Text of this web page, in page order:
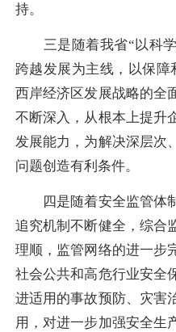
持。
三是随着我省“以科学
跨越发展为主线，以保
西岸经济区发展战略的全
不断深入，从根本上提升
发展能力，为解决深层次
问题创造有利条件。
四是随着安全监管体制
追究机制不断健全，综合
理顺，监管网络的进一步
社会公共和高危行业安全
进适用的事故预防、灾害
用，对进一步加强安全生